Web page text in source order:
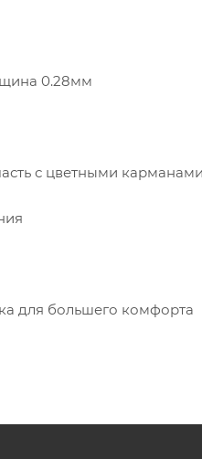
0.28мм
с цветными карманами
для большего комфорта